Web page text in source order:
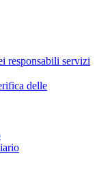
responsabili servizi
delle